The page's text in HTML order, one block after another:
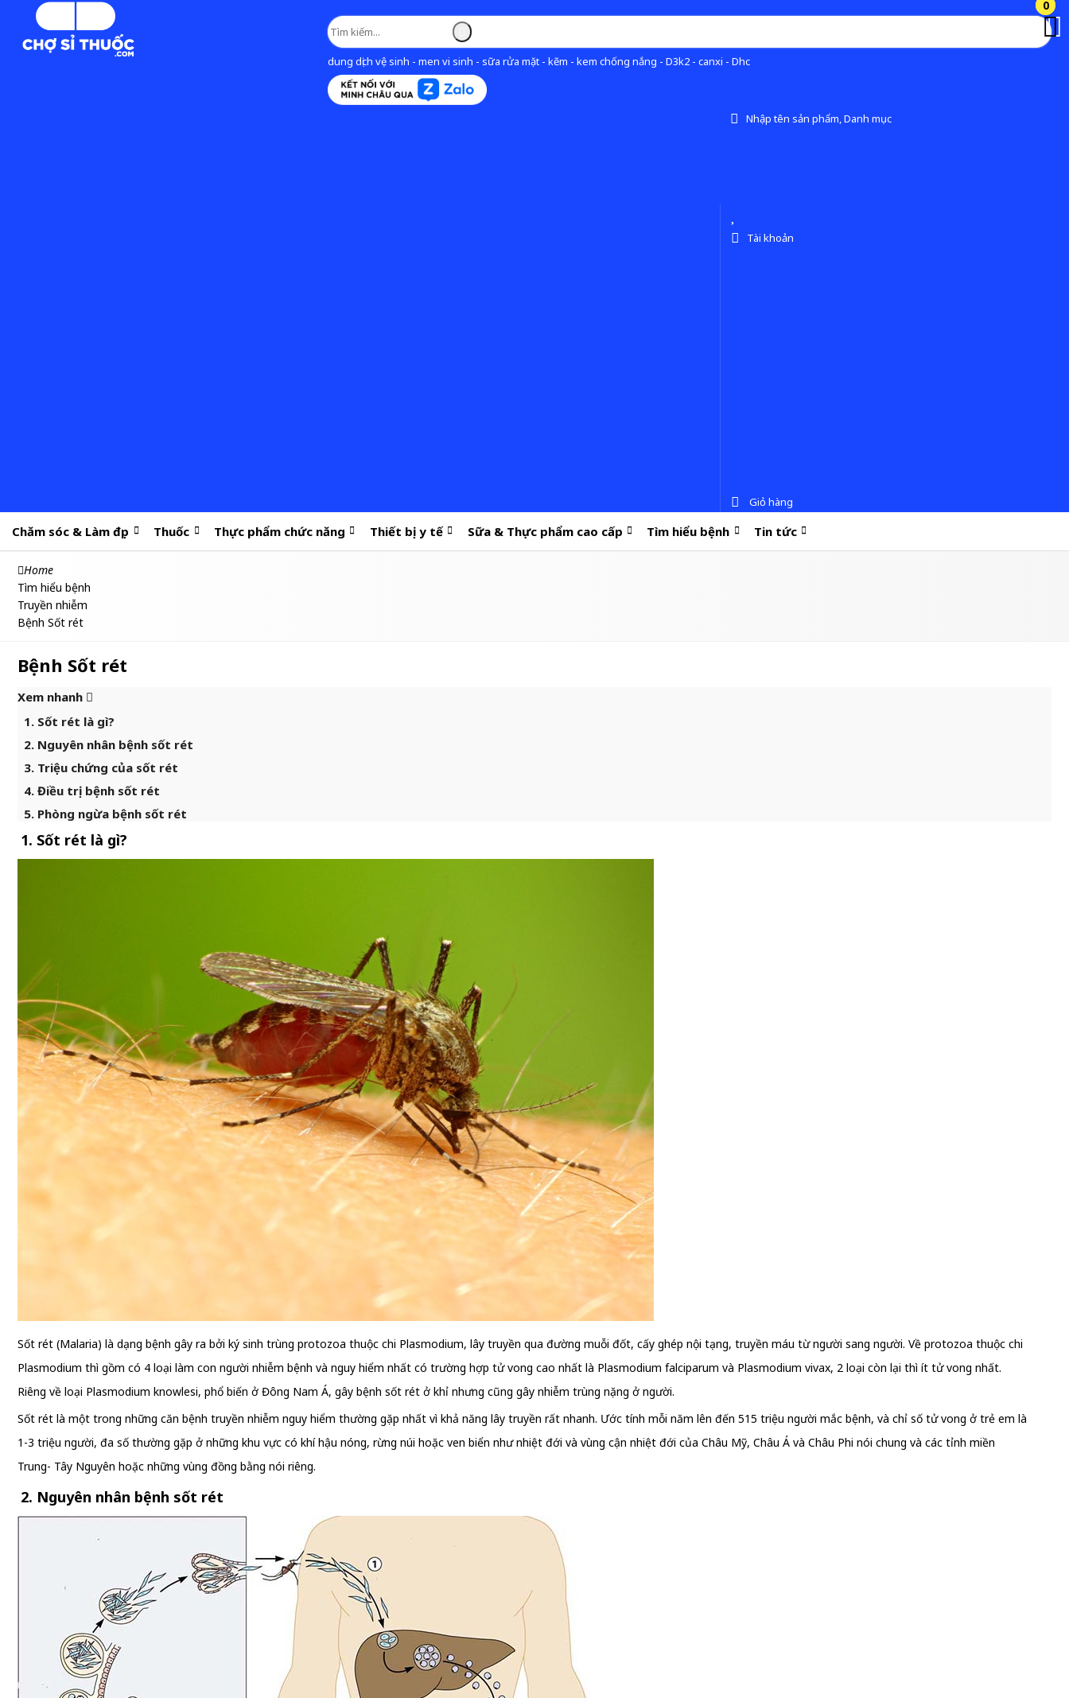
dung dịch vệ sinh - men vi sinh - sữa rửa mặt - kẽm - kem chống nắng - D3k2 - canxi - Dhc
Nhập tên sản phẩm, Danh mục
0
Tài khoản
0
Giỏ hàng
Chăm sóc & Làm đẹp Thuốc Thực phẩm chức năng Thiết bị y tế Sữa & Thực phẩm cao cấp Tìm hiểu bệnh Tin tức
Home
Tìm hiểu bệnh
Truyền nhiễm
Bệnh Sốt rét
Bệnh Sốt rét
Xem nhanh
1. Sốt rét là gì?
2. Nguyên nhân bệnh sốt rét
3. Triệu chứng của sốt rét
4. Điều trị bệnh sốt rét
5. Phòng ngừa bệnh sốt rét
1. Sốt rét là gì?
Sốt rét (Malaria) là dạng bệnh gây ra bởi ký sinh trùng protozoa thuộc chi Plasmodium, lây truyền qua đường muỗi đốt, cấy ghép nội tạng, truyền máu từ người sang người. Về protozoa thuộc chi
Plasmodium thì gồm có 4 loại làm con người nhiễm bệnh và nguy hiểm nhất có trường hợp tử vong cao nhất là Plasmodium falciparum và Plasmodium vivax, 2 loại còn lại thì ít tử vong nhất.
Riêng về loại Plasmodium knowlesi, phổ biến ở Đông Nam Á, gây bệnh sốt rét ở khỉ nhưng cũng gây nhiễm trùng nặng ở người.
Sốt rét là một trong những căn bệnh truyền nhiễm nguy hiểm thường gặp nhất vì khả năng lây truyền rất nhanh. Ước tính mỗi năm lên đến 515 triệu người mắc bệnh, và chỉ số tử vong ở trẻ em là
1-3 triệu người, đa số thường gặp ở những khu vực có khí hậu nóng, rừng núi hoặc ven biển như nhiệt đới và vùng cận nhiệt đới của Châu Mỹ, Châu Á và Châu Phi nói chung và các tỉnh miền
Trung- Tây Nguyên hoặc những vùng đồng bằng nói riêng.
2. Nguyên nhân bệnh sốt rét